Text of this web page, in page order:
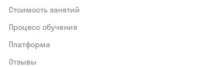
Стоимость занятий
Процесс обучения
Платформа
Отзывы